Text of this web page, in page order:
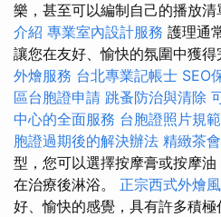
樂，甚至可以編制自己的播放清
介紹 專業室內設計服務 護理通
讓您在友好、愉快的氛圍中獲得
外燴服務 台北專業記帳士 SEO
區台胞證申請 跳蚤防治與清除
中心的全面服務 台胞證照片規
胞證過期後的解決辦法 精緻茶
型，您可以選擇按摩膏或按摩
在治療後淋浴。 正宗西式外燴
好、愉快的感覺，具有許多積